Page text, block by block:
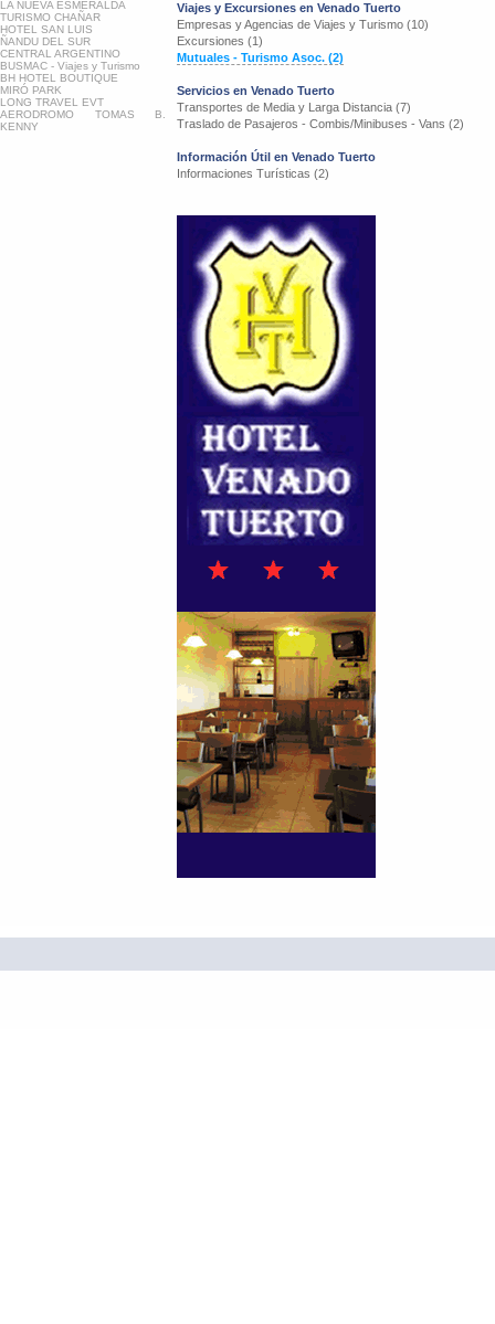
LA NUEVA ESMERALDA
TURISMO CHAÑAR
HOTEL SAN LUIS
ÑANDU DEL SUR
CENTRAL ARGENTINO
BUSMAC - Viajes y Turismo
BH HOTEL BOUTIQUE
MIRÓ PARK
LONG TRAVEL EVT
AERODROMO TOMAS B.
KENNY
Viajes y Excursiones en Venado Tuerto
Empresas y Agencias de Viajes y Turismo (10)
Excursiones (1)
Mutuales - Turismo Asoc. (2)
Servicios en Venado Tuerto
Transportes de Media y Larga Distancia (7)
Traslado de Pasajeros - Combis/Minibuses - Vans (2)
Información Útil en Venado Tuerto
Informaciones Turísticas (2)